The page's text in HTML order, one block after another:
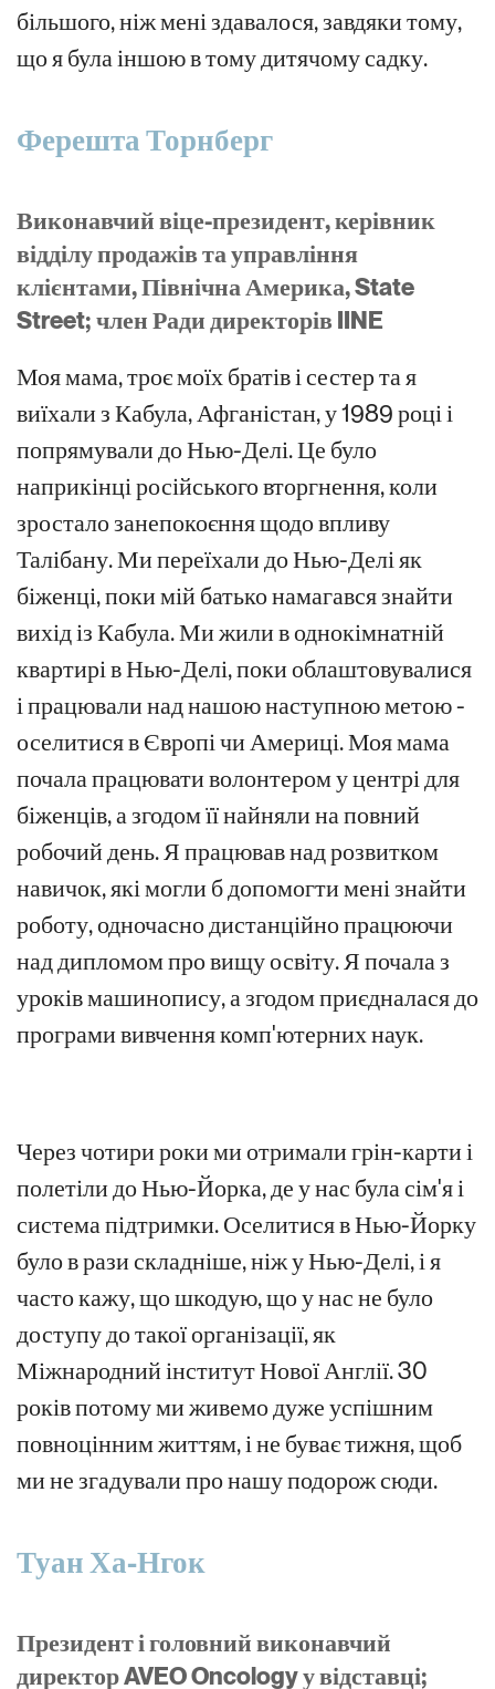
більшого, ніж мені здавалося, завдяки тому,
що я була іншою в тому дитячому садку.
Ферешта Торнберг
Виконавчий віце-президент, керівник
відділу продажів та управління
клієнтами, Північна Америка, State
Street; член Ради директорів IINE
Моя мама, троє моїх братів і сестер та я
виїхали з Кабула, Афганістан, у 1989 році і
попрямували до Нью-Делі. Це було
наприкінці російського вторгнення, коли
зростало занепокоєння щодо впливу
Талібану. Ми переїхали до Нью-Делі як
біженці, поки мій батько намагався знайти
вихід із Кабула. Ми жили в однокімнатній
квартирі в Нью-Делі, поки облаштовувалися
і працювали над нашою наступною метою -
оселитися в Європі чи Америці. Моя мама
почала працювати волонтером у центрі для
біженців, а згодом її найняли на повний
робочий день. Я працював над розвитком
навичок, які могли б допомогти мені знайти
роботу, одночасно дистанційно працюючи
над дипломом про вищу освіту. Я почала з
уроків машинопису, а згодом приєдналася до
програми вивчення комп'ютерних наук.
Через чотири роки ми отримали грін-карти і
полетіли до Нью-Йорка, де у нас була сім'я і
система підтримки. Оселитися в Нью-Йорку
було в рази складніше, ніж у Нью-Делі, і я
часто кажу, що шкодую, що у нас не було
доступу до такої організації, як
Міжнародний інститут Нової Англії. 30
років потому ми живемо дуже успішним
повноцінним життям, і не буває тижня, щоб
ми не згадували про нашу подорож сюди.
Туан Ха-Нгок
Президент і головний виконавчий
директор AVEO Oncology у відставці;